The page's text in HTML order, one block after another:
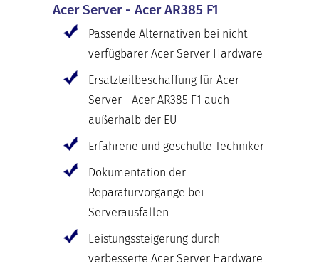
Acer Server - Acer AR385 F1
Passende Alternativen bei nicht
verfügbarer Acer Server Hardware
Ersatzteilbeschaffung für Acer
Server - Acer AR385 F1 auch
außerhalb der EU
Erfahrene und geschulte Techniker
Dokumentation der
Reparaturvorgänge bei
Serverausfällen
Leistungssteigerung durch
verbesserte Acer Server Hardware